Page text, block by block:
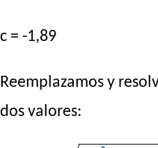
c = -1,89
Reemplazamos y
dos valores: